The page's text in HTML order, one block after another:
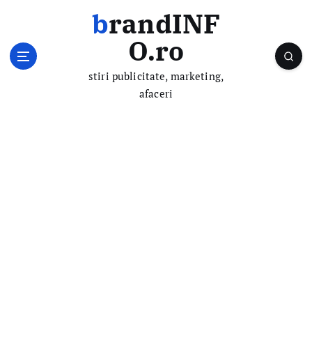
brandINF
O.ro
stiri publicitate, marketing,
afaceri